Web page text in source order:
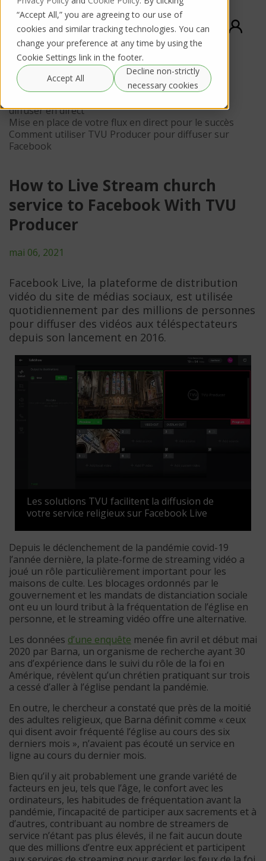
“Accept All,” you are agreeing to our use of
cookies and similar tracking technologies. You can
change your preference at any time by using the
Cookie Settings link in the footer.
Accept All
Decline non-strictly
necessary cookies
contenu
diffuser en direct
Mise en place de votre flux en direct pour le succès
Comment utiliser TVU Producer pour diffuser sur
Facebook
How to Live Stream church
service to Facebook With TVU
Producer
mai 06, 2021
Facebook Live, la plateforme de distribution
vidéo du site de médias sociaux, est utilisée
quotidiennement par des millions de personnes
pour diffuser des vidéos aux téléspectateurs
depuis son lancement en 2016.
Les solutions TVU facilitent la diffusion de
votre service religieux sur Facebook Live
Depuis le déclenchement de la pandémie covid-19
l’année dernière, la plate-forme de streaming vidéo a
joué un rôle particulièrement important pour les
maisons de culte. Les blocages ordonnés par le
gouvernement et les mandats de distanciation sociale
ont eu un lourd tribut à la fréquentation de l’église en
personne, et le streaming vidéo offre une alternative.
Les données d’une enquête menée fin avril et début mai
2020 par Barna, un organisme de recherche ayant 30
ans d’expérience dans le suivi du rôle de la foi en
Amérique, révèlent qu’un chrétien pratiquant sur trois
a cessé d’aller à l’église pendant la pandémie.
En outre, le chercheur a constaté que près de la moitié
des adultes religieux, que Barna définit comme « ceux
qui disent avoir fréquenté l’église au cours des six
derniers mois », n’avaient pas écouté un service en
ligne au cours du dernier mois.
Bien qu’il y ait probablement une grande variété de
facteurs en jeu, tels que l’âge, le confort avec les
ordinateurs, les habitudes de fréquentation avant la
pandémie, l’incapacité de participer aux sacrements et à
d’autres, contribuant au nombre de streamers de
service n’étant pas plus élevés, il ne fait aucun doute
que des millions d’entre eux apprécient et participent